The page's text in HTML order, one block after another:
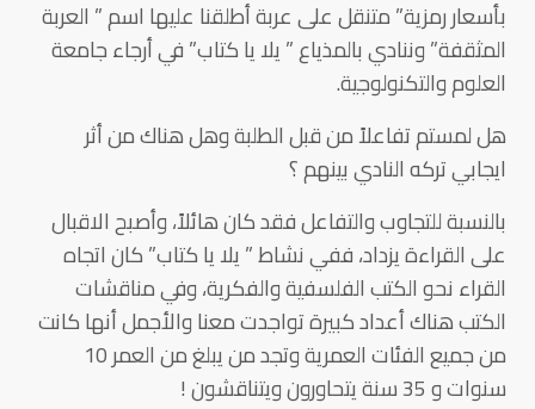
بأسعار رمزية” متنقل على عربة أطلقنا عليها اسم ” العربة
المثقفة” وننادي بالمذياع ” يلا يا كتاب” في أرجاء جامعة
العلوم والتكنولوجية.
هل لمستم تفاعلاً من قبل الطلبة وهل هناك من أثر
ايجابي تركه النادي بينهم ؟
بالنسبة للتجاوب والتفاعل فقد كان هائلاً، وأصبح الاقبال
على القراءة يزداد، ففي نشاط ” يلا يا كتاب” كان اتجاه
القراء نحو الكتب الفلسفية والفكرية، وفي مناقشات
الكتب هناك أعداد كبيرة تواجدت معنا والأجمل أنها كانت
من جميع الفئات العمرية وتجد من يبلغ من العمر 10
سنوات و 35 سنة يتحاورون ويتناقشون !